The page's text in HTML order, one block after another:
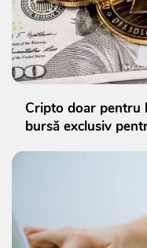
Cripto doar pentru
bursă exclusiv